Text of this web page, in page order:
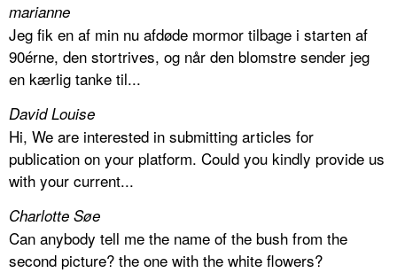
marianne
Jeg fik en af min nu afdøde mormor tilbage i starten af
90érne, den stortrives, og når den blomstre sender jeg
en kærlig tanke til...
David Louise
Hi, We are interested in submitting articles for
publication on your platform. Could you kindly provide us
with your current...
Charlotte Søe
Can anybody tell me the name of the bush from the
second picture? the one with the white flowers?